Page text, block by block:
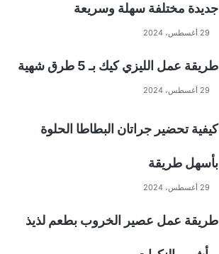
جديدة مختلفة سهلة وسريعة
29 أغسطس، 2024
طريقة عمل الليزي كيك بـ 5 طرق شهية
29 أغسطس، 2024
كيفية تحضير جراتان البطاطا الحلوة
بأسهل طريقة
29 أغسطس، 2024
طريقة عمل عصير الخروب بطعم لذيذ